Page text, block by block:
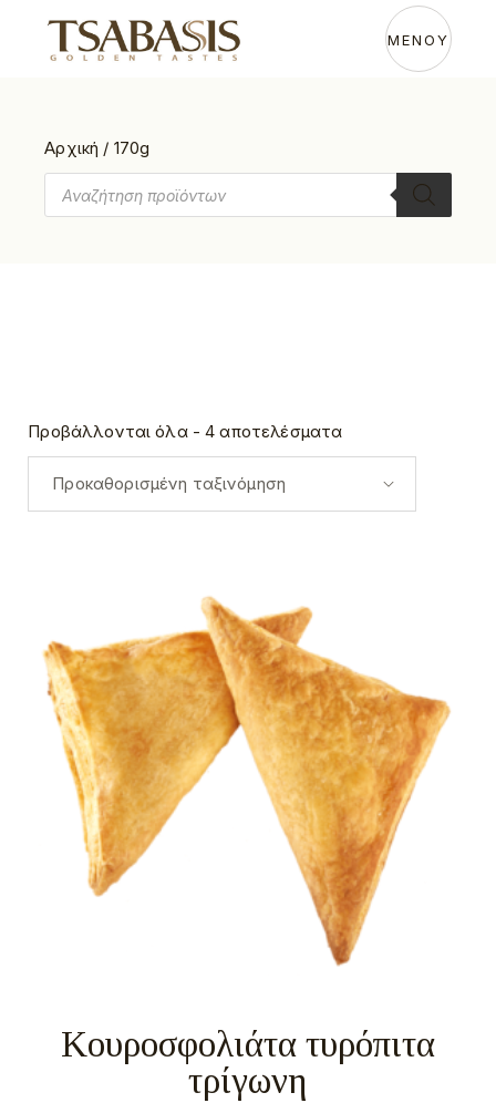
content
ΜΕΝΟΥ
Αρχική / 170g
Products
search
Προβάλλονται όλα - 4 αποτελέσματα
Προκαθορισμένη ταξινόμηση
Κουροσφολιάτα τυρόπιτα
τρίγωνη